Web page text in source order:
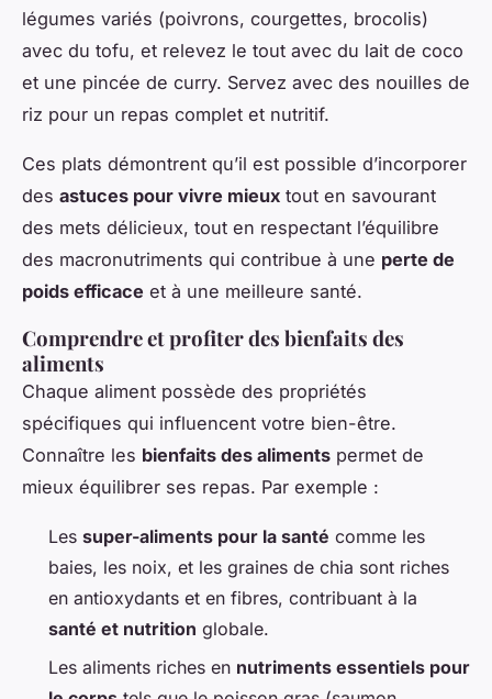
légumes variés (poivrons, courgettes, brocolis)
avec du tofu, et relevez le tout avec du lait de coco
et une pincée de curry. Servez avec des nouilles de
riz pour un repas complet et nutritif.
Ces plats démontrent qu’il est possible d’incorporer
des astuces pour vivre mieux tout en savourant
des mets délicieux, tout en respectant l’équilibre
des macronutriments qui contribue à une perte de
poids efficace et à une meilleure santé.
Comprendre et profiter des bienfaits des
aliments
Chaque aliment possède des propriétés
spécifiques qui influencent votre bien-être.
Connaître les bienfaits des aliments permet de
mieux équilibrer ses repas. Par exemple :
Les super-aliments pour la santé comme les
baies, les noix, et les graines de chia sont riches
en antioxydants et en fibres, contribuant à la
santé et nutrition globale.
Les aliments riches en nutriments essentiels pour